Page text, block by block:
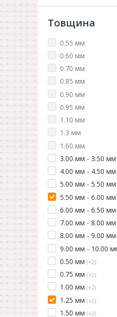
Товщина
0.55 мм
0.60 мм
0.70 мм
0.85 мм
0.90 мм
0.95 мм
1.10 мм
1.3 мм
1.60 мм
3.00 мм - 3.50 мм
4.00 мм - 4.50 мм
5.00 мм - 5.50 мм
5.50 мм - 6.00 мм
6.00 мм - 6.50 мм
7.00 мм - 8.00 мм
8.00 мм - 9.00 мм
9.00 мм - 10.00
0.50 мм (+2)
0.75 мм (+2)
1.00 мм (+2)
1.25 мм (+2)
1.50 мм (+2)